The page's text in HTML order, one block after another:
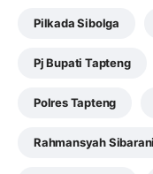
Pilkada Sibolga
Pj Bupati Tapteng
Polres Tapteng
Rahmansyah Sibarani